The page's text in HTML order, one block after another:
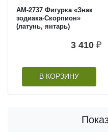
AM-2737 Фигурка «Знак
зодиака-Скорпион»
(латунь, янтарь)
3 410 ₽
В КОРЗИНУ